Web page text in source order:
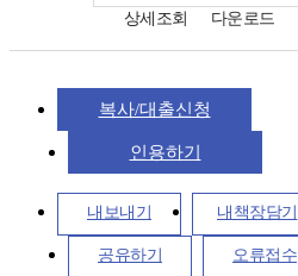
상세조회 다운로드
복사/대출신청
인용하기
내보내기 내책장담기
공유하기 오류접수